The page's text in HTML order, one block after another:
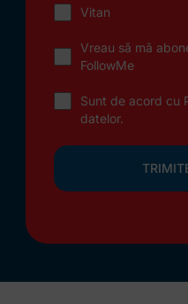
Vitan
Vreau să mă
FollowMe
Sunt de acord cu
datelor.